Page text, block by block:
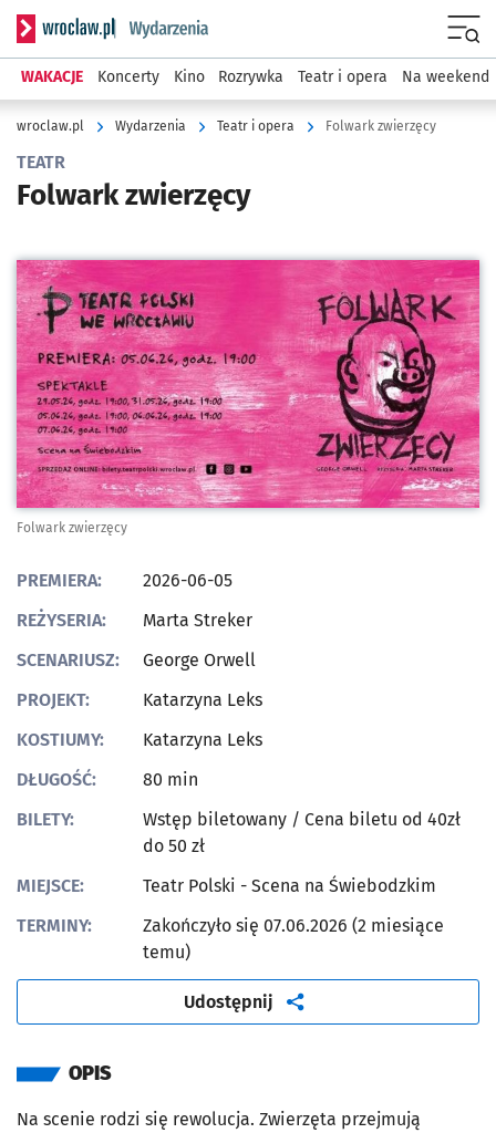
Serwis informacyjny wroclaw.pl podserwis: Wydarzenia
WAKACJE Koncerty Kino Rozrywka Teatr i opera Na weekend
wroclaw.pl Wydarzenia Teatr i opera Folwark zwierzęcy
TEATR
Folwark zwierzęcy
Kliknij, aby powiększyć
Folwark zwierzęcy
PREMIERA:
2026-06-05
REŻYSERIA:
Marta Streker
SCENARIUSZ:
George Orwell
PROJEKT:
Katarzyna Leks
KOSTIUMY:
Katarzyna Leks
DŁUGOŚĆ:
80 min
BILETY:
Wstęp biletowany / Cena biletu od 40zł
do 50 zł
MIEJSCE:
Teatr Polski - Scena na Świebodzkim
TERMINY:
Zakończyło się 07.06.2026 (2 miesiące
temu)
Udostępnij artykuł
OPIS
Na scenie rodzi się rewolucja. Zwierzęta przejmują